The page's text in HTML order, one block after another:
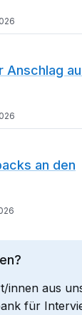
Anschlag
an den
innen aus
für